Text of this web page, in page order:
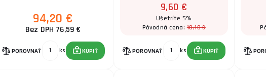
94,20 €
Bez DPH 76,59 €
POROVNAŤ ks KÚPIŤ
9,60 €
Ušetríte 5%
Pôvodná cena:10,10 €
POROVNAŤ ks KÚPIŤ